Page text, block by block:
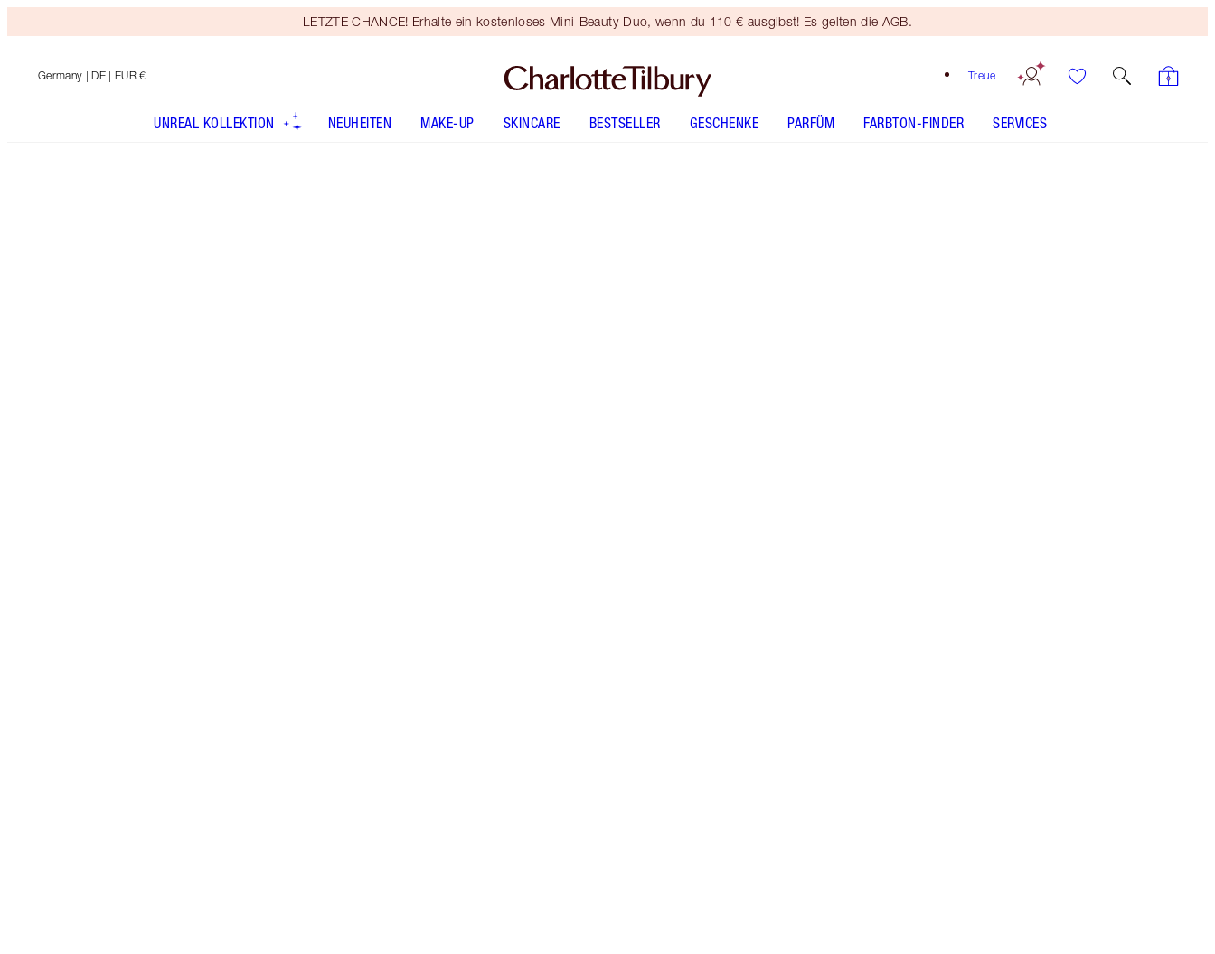
LETZTE CHANCE! Erhalte ein kostenloses Mini-Beauty-Duo, wenn du 110 € ausgibst! Es gelten die AGB.
Treue
Germany | DE | EUR €
UNREAL KOLLEKTION NEUHEITEN MAKE-UP SKINCARE BESTSELLER GESCHENKE PARFÜM FARBTON-FINDER SERVICES